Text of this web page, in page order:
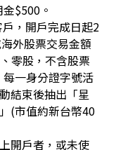
$500。
，開戶完成日起2
外股票交易金額
零股，不含股票
一身分證字號活
結束後抽出「星
(市值約新台幣40
開戶者，或未使